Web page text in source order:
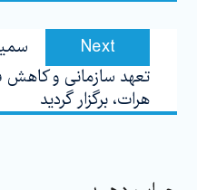
Next
post:
تعهد سازمانی و کاهش
هرات، برگزار گردید